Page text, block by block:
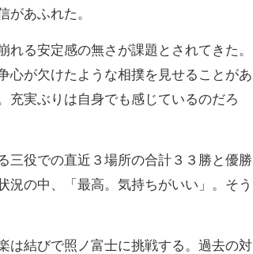
があふれた。
る安定感の無さが課題とされてきた。
心が欠けたような相撲を見せることがあ
充実ぶりは自身でも感じているのだろ
役での直近３場所の合計３３勝と優勝
況の中、「最高。気持ちがいい」。そう
結びで照ノ富士に挑戦する。過去の対